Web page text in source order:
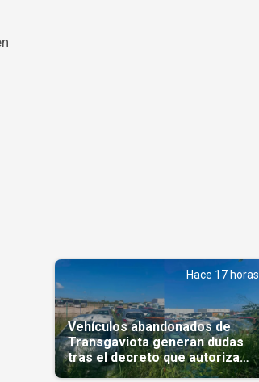
Hace 17 horas
Vehículos abandonados de
Transgaviota generan dudas
tras el decreto que autoriza
su comercialización